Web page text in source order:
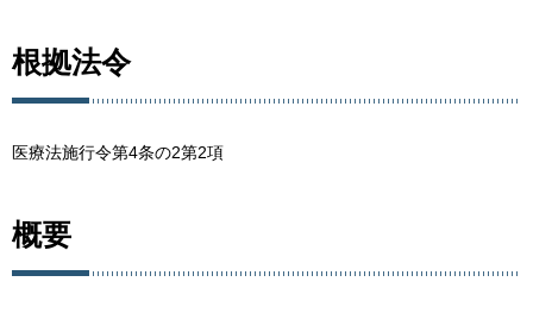
根拠法令
医療法施行令第4条の2第2項
概要